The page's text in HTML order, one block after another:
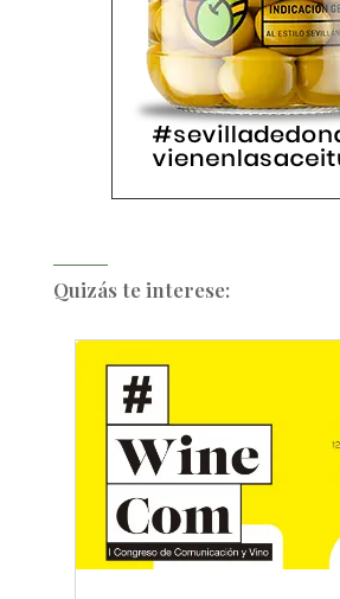
Quizás te interese: